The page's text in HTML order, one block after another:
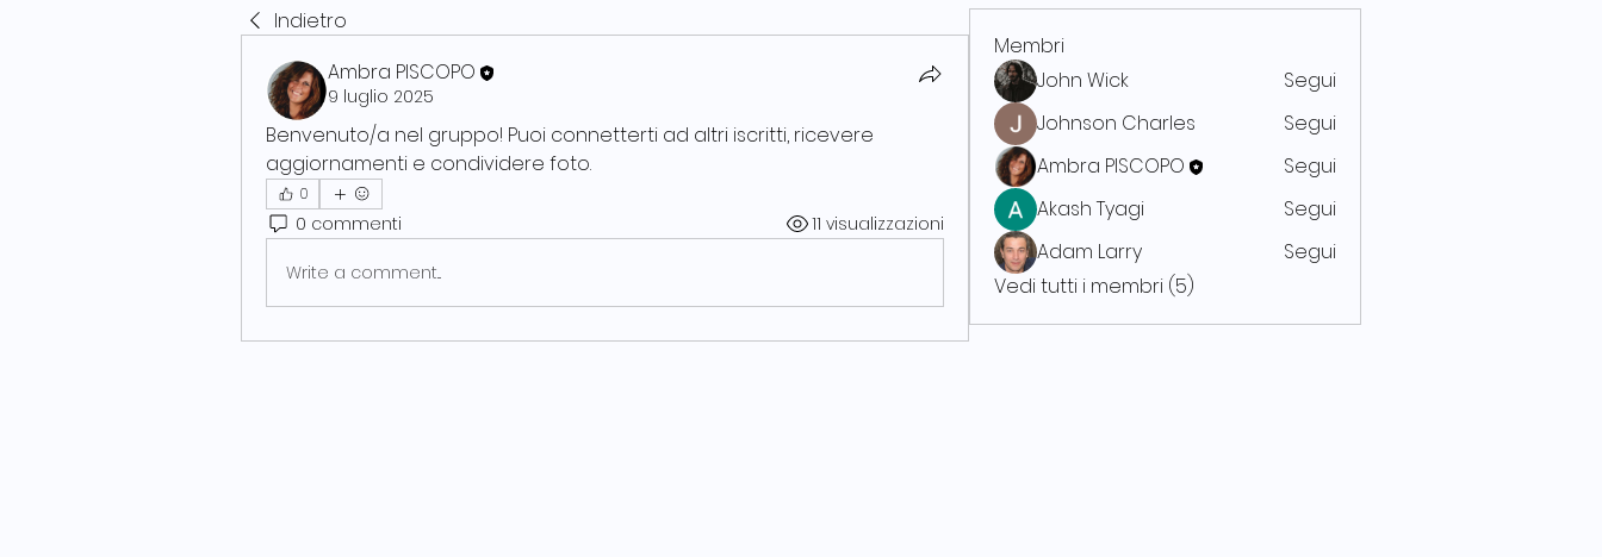
Indietro
Ambra PISCOPO
9 luglio 2025
Benvenuto/a nel gruppo! Puoi connetterti ad altri iscritti, ricevere
aggiornamenti e condividere foto.
0
0 commenti 11 visualizzazioni
Write a comment...
Membri
John Wick
Segui
Johnson Charles
Segui
Ambra PISCOPO
Segui
Akash Tyagi
Segui
Adam Larry
Segui
Vedi tutti i membri (5)